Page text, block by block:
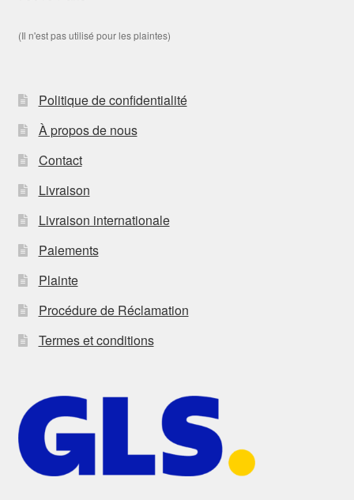
(Il n'est pas utilisé pour les plaintes)
Politique de confidentialité
À propos de nous
Contact
Livraison
Livraison internationale
Paiements
Plainte
Procédure de Réclamation
Termes et conditions